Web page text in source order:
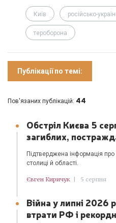
Київ російсько-
тероборона
Публікації по темі:
Пов'язаних публікацій: 44
Обстріл Києва 5
загиблих,
Підтверджена інформація про
столиці й області.
Євген Киричук 5 серпня
Війна у липні 2026
втрати РФ і